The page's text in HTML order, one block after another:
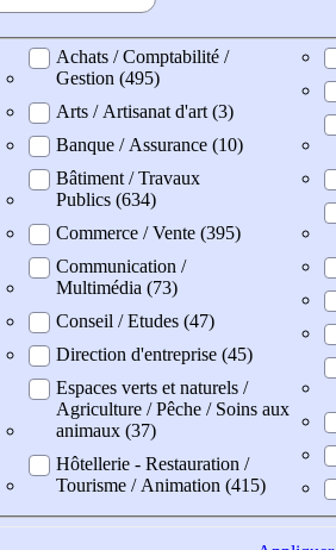
professionel
Achats / Comptabilité /
Gestion (495)
Arts / Artisanat d'art (3)
Banque / Assurance (10)
Bâtiment / Travaux
Publics (634)
Commerce / Vente (395)
Communication /
Multimédia (73)
Conseil / Etudes (47)
Direction d'entreprise (45)
Espaces verts et naturels /
Agriculture / Pêche / Soins aux
animaux (37)
Hôtellerie - Restauration /
Tourisme / Animation (415)